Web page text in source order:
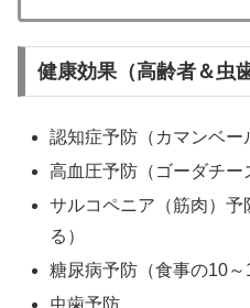
健康効果（高齢者＆虫歯
認知症予防（カマンベー
高血圧予防（ゴーダチー
サルコペニア（筋肉）
る）
糖尿病予防（食事の10～